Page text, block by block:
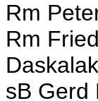
Rm
Rm
sB Gerd